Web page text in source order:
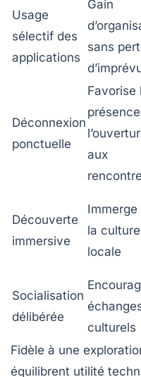
Usage
sélectif des
applications
Gain
sans
Déconnexion
ponctuelle
Favorise
aux
Découverte
immersive
Immerge
la culture
locale
Socialisation
délibérée
culturels
Fidèle à une
équilibrent utilité